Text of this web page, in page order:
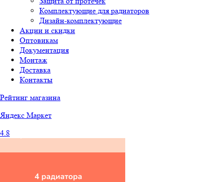
Комплектующие для радиаторов
Дизайн-комплектующие
Акции и скидки
Оптовикам
Документация
Монтаж
Доставка
Контакты
Рейтинг магазина
Яндекс Маркет
4.8